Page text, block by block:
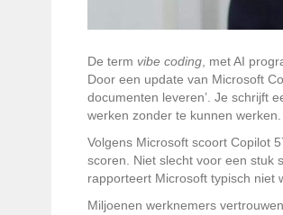
De term vibe coding, met AI
Door een update van Microsoft
documenten leveren’. Je schrijft
werken zonder te kunnen werken.
Volgens Microsoft scoort Copilot
scoren. Niet slecht voor een stuk
rapporteert Microsoft typisch niet
Miljoenen werknemers